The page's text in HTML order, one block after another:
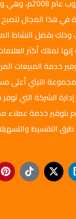
تأسست شركة
في هذا المجال
وذلك بفضل النشاط
تمتلك أكثر
خدمة المبيعات
مجموعة الليثي
الشركة التي
بتوفير خدمة عملاء
طرق التقسيط